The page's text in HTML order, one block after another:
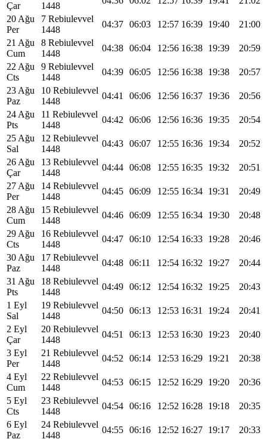
Çar
1448
20 Ağu
Per
7 Rebiulevvel
1448
04:37 06:03 12:57 16:39 19:40
21:00
21 Ağu
Cum
8 Rebiulevvel
1448
04:38 06:04 12:56 16:38 19:39
20:59
22 Ağu
Cts
9 Rebiulevvel
1448
04:39 06:05 12:56 16:38 19:38
20:57
23 Ağu
Paz
10 Rebiulevvel
1448
04:41 06:06 12:56 16:37 19:36
20:56
24 Ağu
Pts
11 Rebiulevvel
1448
04:42 06:06 12:56 16:36 19:35
20:54
25 Ağu
Sal
12 Rebiulevvel
1448
04:43 06:07 12:55 16:36 19:34
20:52
26 Ağu
Çar
13 Rebiulevvel
1448
04:44 06:08 12:55 16:35 19:32
20:51
27 Ağu
Per
14 Rebiulevvel
1448
04:45 06:09 12:55 16:34 19:31
20:49
28 Ağu
Cum
15 Rebiulevvel
1448
04:46 06:09 12:55 16:34 19:30
20:48
29 Ağu
Cts
16 Rebiulevvel
1448
04:47 06:10 12:54 16:33 19:28
20:46
30 Ağu
Paz
17 Rebiulevvel
1448
04:48 06:11 12:54 16:32 19:27
20:44
31 Ağu
Pts
18 Rebiulevvel
1448
04:49 06:12 12:54 16:32 19:25
20:43
1 Eyl
Sal
19 Rebiulevvel
1448
04:50 06:13 12:53 16:31 19:24
20:41
2 Eyl
Çar
20 Rebiulevvel
1448
04:51 06:13 12:53 16:30 19:23
20:40
3 Eyl
Per
21 Rebiulevvel
1448
04:52 06:14 12:53 16:29 19:21
20:38
4 Eyl
Cum
22 Rebiulevvel
1448
04:53 06:15 12:52 16:29 19:20
20:36
5 Eyl
Cts
23 Rebiulevvel
1448
04:54 06:16 12:52 16:28 19:18
20:35
6 Eyl
Paz
24 Rebiulevvel
1448
04:55 06:16 12:52 16:27 19:17
20:33